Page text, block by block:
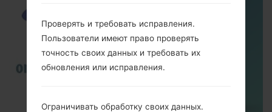
Проверять и требовать исправления.
Пользователи имеют право проверять
точность своих данных и требовать их
обновления или исправления.
Ограничивать обработку своих данных.